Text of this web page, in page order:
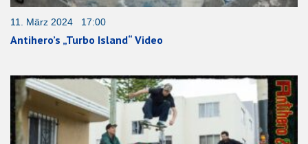
11. März 2024 17:00
Antihero’s „Turbo Island“ Video